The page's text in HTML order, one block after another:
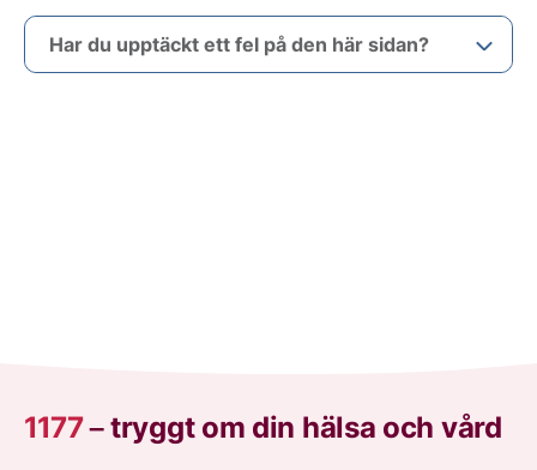
Har du upptäckt ett fel på den här sidan?
1177–tryggt om din hälsa och vård